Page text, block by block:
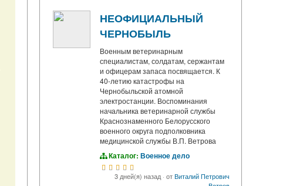
НЕОФИЦИАЛЬНЫЙ
ЧЕРНОБЫЛЬ
Военным ветеринарным
специалистам, солдатам, сержантам
и офицерам запаса посвящается. К
40-летию катастрофы на
Чернобыльской атомной
электростанции. Воспоминания
начальника ветеринарной службы
Краснознаменного Белорусского
военного округа подполковника
медицинской службы В.П. Ветрова
Каталог: Военное дело
3 дней(я) назад· отВиталий Петрович